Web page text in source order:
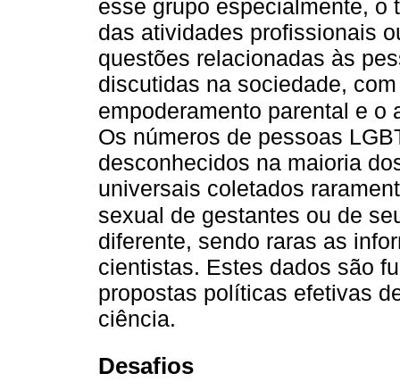
esse grupo especialmente, o
das atividades profissionais
questões relacionadas às
discutidas na sociedade,
empoderamento parental e
Os números de pessoas
desconhecidos na maioria
universais coletados
sexual de gestantes ou de
diferente, sendo raras as
cientistas. Estes dados são
propostas políticas efetivas
ciência.
Desafios